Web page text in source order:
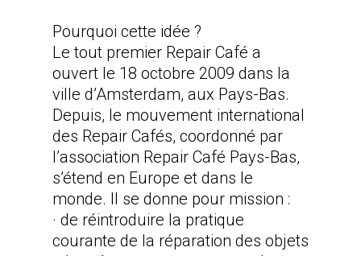
Pourquoi cette idée ?
Le tout premier Repair Café a
ouvert le 18 octobre 2009 dans la
ville d’Amsterdam, aux Pays-Bas.
Depuis, le mouvement international
des Repair Cafés, coordonné par
l’association Repair Café Pays-Bas,
s’étend en Europe et dans le
monde. Il se donne pour mission :
· de réintroduire la pratique
courante de la réparation des objets